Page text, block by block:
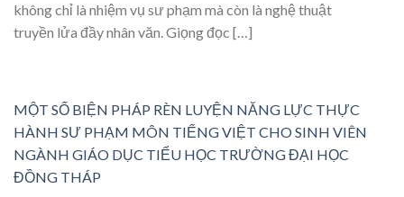
không chỉ là nhiệm vụ sư phạm mà còn là nghệ thuật
truyền lửa đầy nhân văn. Giọng đọc […]
MỘT SỐ BIỆN PHÁP RÈN LUYỆN NĂNG LỰC THỰC
HÀNH SƯ PHẠM MÔN TIẾNG VIỆT CHO SINH VIÊN
NGÀNH GIÁO DỤC TIỂU HỌC TRƯỜNG ĐẠI HỌC
ĐỒNG THÁP